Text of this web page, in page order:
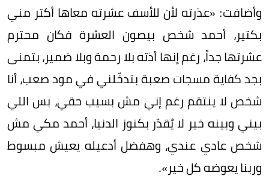
وأضافت: «عذرته لأن للأسف عشرته معاها أكتر مني
بكتير، أحمد شخص بيصون العشرة فكان محترم
عشرتها جداً، رغم إنها أذته بلا رحمة وبلا ضمير، بتمنى
بجد كفاية مسجات صعبة بتدخّلني في مود صعب، أنا
شخص لا ينتقم رغم إني مش بسيب حقي، بس اللي
بيني وبينه خير لا يُقدّر بكنوز الدنيا، أحمد مكي مش
شخص عادي عندي، وهفضل أدعيله يعيش مبسوط
وربنا يعوضه كل خير».